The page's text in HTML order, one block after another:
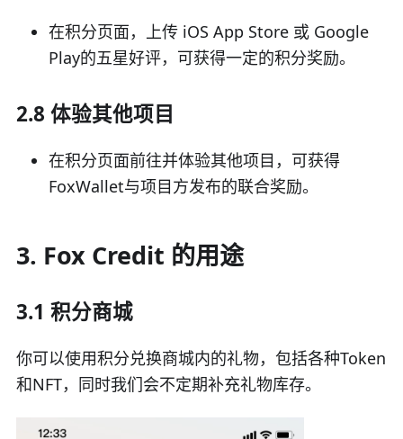
在积分页面，上传 iOS App Store 或 Google
Play的五星好评，可获得一定的积分奖励。
2.8 体验其他项目
在积分页面前往并体验其他项目，可获得
FoxWallet与项目方发布的联合奖励。
3. Fox Credit 的用途
3.1 积分商城
你可以使用积分兑换商城内的礼物，包括各种Token
和NFT，同时我们会不定期补充礼物库存。